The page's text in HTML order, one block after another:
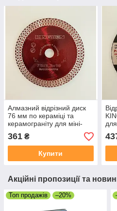
Алмазний відрізний диск
76 мм по кераміці та
керамограніту для міні-
УШМ (1,3 мм / 10 мм)
361 ₴
Купити
Акційні пропозиції та
Топ продажів –20%